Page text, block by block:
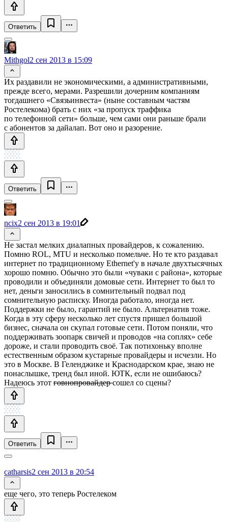
Ответить
Mithgol2 сен 2013 в 15:09
Их раздавили не экономическими, а административными,
прежде всего, мерами. Разрешили дочерним компаниям
тогдашнего «Связьинвеста» (ныне составным частям
Ростелекома) брать с них «за пропуск траффика
по телефонной сети» больше, чем сами они раньше брали
с абонентов за дайалап. Вот оно и разорение.
Ответить
ncix2 сен 2013 в 19:01
Не застал мелких диалапных провайдеров, к сожалению.
Помню ROL, MTU и несколько помельче. Но те кто раздавал
интернет по традиционному Ethernet'у в начале двухтысячных
хорошо помню. Обычно это были «чуваки с района», которые
проводили и объединяли домовые сети. Интернет то был то
нет, деньги заносились в сомнительный подвал под
сомнительную расписку. Иногда работало, иногда нет.
Поддержки не было, гарантий не было. Альтернатив тоже.
Когда в эту сферу несколько лет спустя пришел большой
бизнес, сначала он скупал готовые сети. Потом поняли, что
поддерживать зоопарк свичей и проводов «на соплях» себе
дороже, и стали проводить своё. Так потихоньку вполне
естественным образом кустарные провайдеры и исчезли. Но
это в Москве. В Геленджике и Краснодарском крае, знаю не
понаслышке, тренд был иной. ЮТК, если не ошибаюсь?
Надеюсь этот говнопровайдерсошел со сцены?
Ответить
catharsis2 сен 2013 в 20:54
еще чего, это теперь Ростелеком